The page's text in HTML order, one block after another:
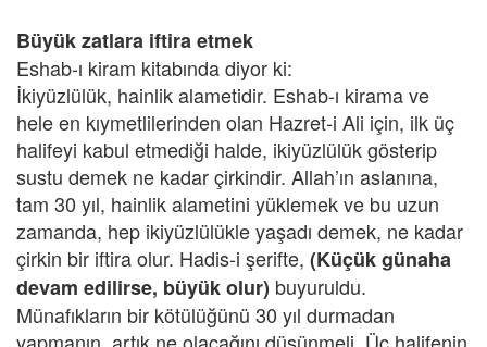
Büyük zatlara iftira etmek
Eshab-ı kiram kitabında diyor ki:
İkiyüzlülük, hainlik alametidir. Eshab-ı kirama ve
hele en kıymetlilerinden olan Hazret-i Ali için, ilk üç
halifeyi kabul etmediği halde, ikiyüzlülük gösterip
sustu demek ne kadar çirkindir. Allah’ın aslanına,
tam 30 yıl, hainlik alametini yüklemek ve bu uzun
zamanda, hep ikiyüzlülükle yaşadı demek, ne kadar
çirkin bir iftira olur. Hadis-i şerifte, (Küçük günaha
devam edilirse, büyük olur) buyuruldu.
Münafıkların bir kötülüğünü 30 yıl durmadan